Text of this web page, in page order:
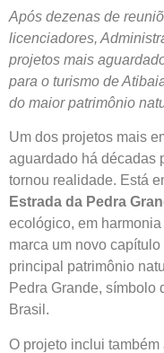
Após dezenas de
licenciadores,
projetos mais
para o turismo de
do maior patrimônio
Um dos projetos mais
aguardado há décadas
tornou realidade. Está
Estrada da Pedra
ecológico, em
marca um novo
principal patrimônio
Pedra Grande, símbolo
Brasil.
O projeto inclui